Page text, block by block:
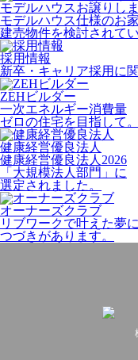
モデルハウスお譲りし
モデルハウス仕様のお
建売物件を検討されて
採用情報
新卒・キャリア採用に関
ZEHビルダー
一次エネルギー消費量
ゼロの住宅を目指して。
健康経営優良法人
健康経営優良法人2026
「大規模法人部門」に
選定されました。
オーナーズクラブ
リブワークで叶えた夢
つづきがあります。